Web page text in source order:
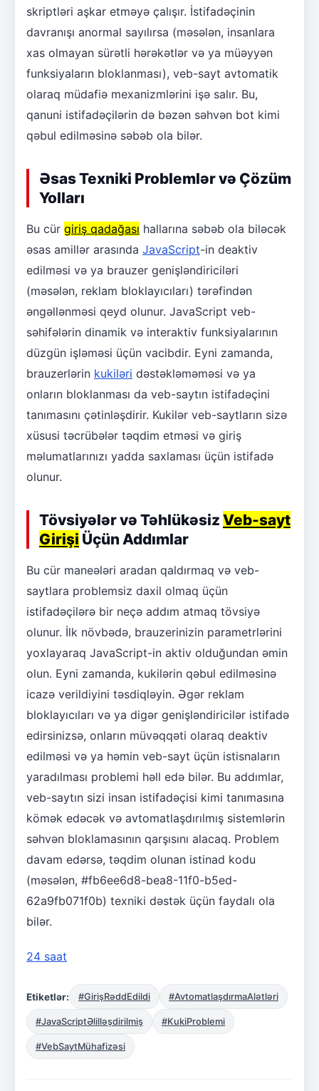
skriptləri aşkar etməyə çalışır. İstifadəçinin
davranışı anormal sayılırsa (məsələn, insanlara
xas olmayan sürətli hərəkətlər və ya müəyyən
funksiyaların bloklanması), veb-sayt avtomatik
olaraq müdafiə mexanizmlərini işə salır. Bu,
qanuni istifadəçilərin də bəzən səhvən bot kimi
qəbul edilməsinə səbəb ola bilər.
Əsas Texniki Problemlər və Çözüm
Yolları
Bu cür giriş qadağası hallarına səbəb ola biləcək
əsas amillər arasında JavaScript-in deaktiv
edilməsi və ya brauzer genişləndiriciləri
(məsələn, reklam bloklayıcıları) tərəfindən
əngəllənməsi qeyd olunur. JavaScript veb-
səhifələrin dinamik və interaktiv funksiyalarının
düzgün işləməsi üçün vacibdir. Eyni zamanda,
brauzerlərin kukiləri dəstəkləməməsi və ya
onların bloklanması da veb-saytın istifadəçini
tanımasını çətinləşdirir. Kukilər veb-saytların sizə
xüsusi təcrübələr təqdim etməsi və giriş
məlumatlarınızı yadda saxlaması üçün istifadə
olunur.
Tövsiyələr və Təhlükəsiz Veb-sayt
Girişi Üçün Addımlar
Bu cür maneələri aradan qaldırmaq və veb-
saytlara problemsiz daxil olmaq üçün
istifadəçilərə bir neçə addım atmaq tövsiyə
olunur. İlk növbədə, brauzerinizin parametrlərini
yoxlayaraq JavaScript-in aktiv olduğundan əmin
olun. Eyni zamanda, kukilərin qəbul edilməsinə
icazə verildiyini təsdiqləyin. Əgər reklam
bloklayıcıları və ya digər genişləndiricilər istifadə
edirsinizsə, onların müvəqqəti olaraq deaktiv
edilməsi və ya həmin veb-sayt üçün istisnaların
yaradılması problemi həll edə bilər. Bu addımlar,
veb-saytın sizi insan istifadəçisi kimi tanımasına
kömək edəcək və avtomatlaşdırılmış sistemlərin
səhvən bloklamasının qarşısını alacaq. Problem
davam edərsə, təqdim olunan istinad kodu
(məsələn, #fb6ee6d8-bea8-11f0-b5ed-
62a9fb071f0b) texniki dəstək üçün faydalı ola
bilər.
24 saat
Etiketlər: #GirişRəddEdildi #AvtomatlaşdırmaAlətləri
#JavaScriptƏlilləşdirilmiş #KukiProblemi
#VebSaytMühafizəsi